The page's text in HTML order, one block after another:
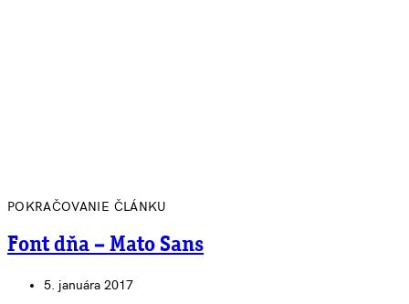
POKRAČOVANIE ČLÁNKU
Font dňa – Mato Sans
5. januára 2017